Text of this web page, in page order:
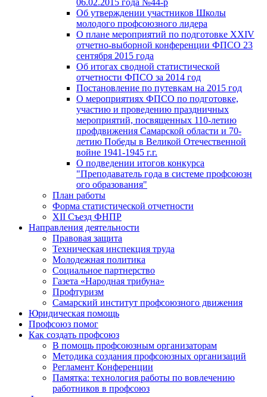
Об утверждении участников Школы
молодого профсоюзного лидера
О плане мероприятий по подготовке XXIV
отчетно-выборной конференции ФПСО 23
сентября 2015 года
Об итогах сводной статистической
отчетности ФПСО за 2014 год
Постановление по путевкам на 2015 год
О мероприятиях ФПСО по подготовке,
участию и проведению праздничных
мероприятий, посвященных 110-летию
профдвижения Самарской области и 70-
летию Победы в Великой Отечественной
войне 1941-1945 г.г.
О подведении итогов конкурса
"Преподаватель года в системе профсоюзн
ого образования"
План работы
Форма статистической отчетности
XII Съезд ФНПР
Направления деятельности
Правовая защита
Техническая инспекция труда
Молодежная политика
Социальное партнерство
Газета «Народная трибуна»
Профтуризм
Самарский институт профсоюзного движения
Юридическая помощь
Профсоюз помог
Как создать профсоюз
В помощь профсоюзным организаторам
Методика создания профсоюзных организаций
Регламент Конференции
Памятка: технология работы по вовлечению
работников в профсоюз